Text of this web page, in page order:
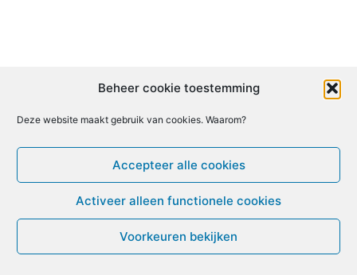
Beheer cookie toestemming
Deze website maakt gebruik van cookies. Waarom?
Accepteer alle cookies
Activeer alleen functionele cookies
Voorkeuren bekijken